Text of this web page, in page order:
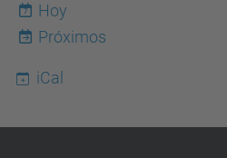
7
Hoy
Próximos
iCal